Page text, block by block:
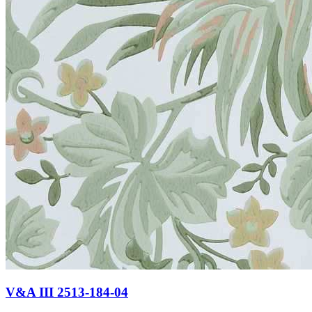
V&A III 2513-184-04